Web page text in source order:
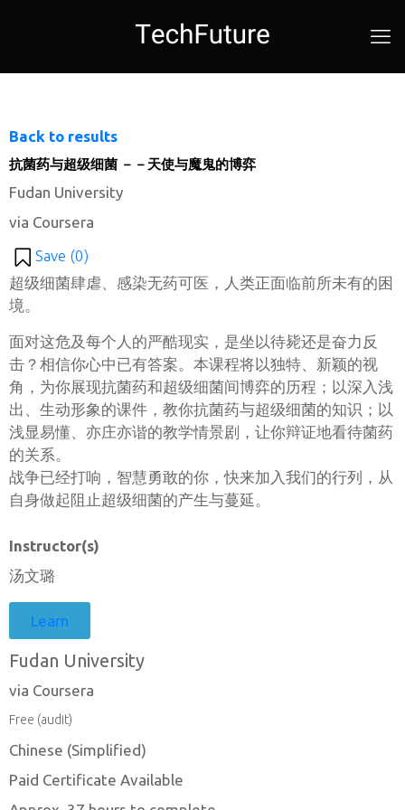
Back to results
抗菌药与超级细菌 －－天使与魔鬼的博弈
Fudan University
via Coursera
Save (0)
超级细菌肆虐、感染无药可医，人类正面临前所未有的困
境。
面对这危及每个人的严酷现实，是坐以待毙还是奋力反
击？相信你心中已有答案。本课程将以独特、新颖的视
角，为你展现抗菌药和超级细菌间博弈的历程；以深入浅
出、生动形象的课件，教你抗菌药与超级细菌的知识；以
浅显易懂、亦庄亦谐的教学情景剧，让你辩证地看待菌药
的关系。
战争已经打响，智慧勇敢的你，快来加入我们的行列，从
自身做起阻止超级细菌的产生与蔓延。
Instructor(s)
汤文璐
Learn
Fudan University
via Coursera
Free (audit)
Chinese (Simplified)
Paid Certificate Available